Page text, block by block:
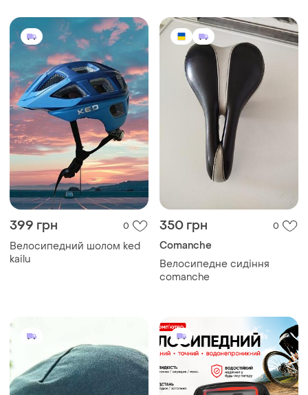
399 грн 0
Велосипедний шолом ked
kailu
350 грн 0
Comanche
Велосипедне сидіння
comanche